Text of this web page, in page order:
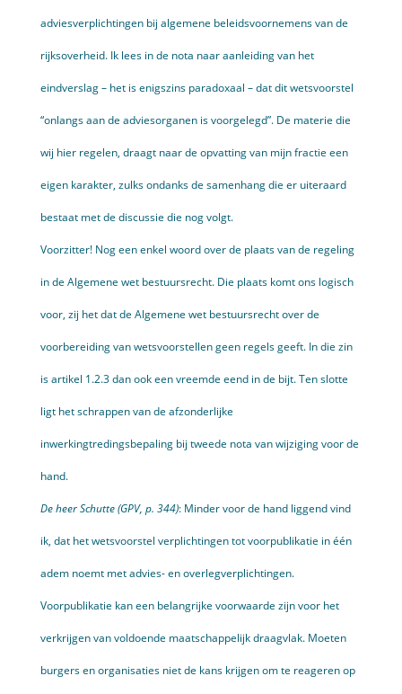
adviesverplichtingen bij algemene beleidsvoornemens van de
rijksoverheid. Ik lees in de nota naar aanleiding van het
eindverslag – het is enigszins paradoxaal – dat dit wetsvoorstel
“onlangs aan de advies­organen is voorgelegd”. De materie die
wij hier regelen, draagt naar de opvatting van mijn fractie een
eigen karakter, zulks ondanks de samenhang die er uiteraard
bestaat met de discussie die nog volgt.
Voorzitter! Nog een enkel woord over de plaats van de regeling
in de Algemene wet bestuursrecht. Die plaats komt ons logisch
voor, zij het dat de Algemene wet bestuursrecht over de
voorbereiding van wetsvoor­stellen geen regels geeft. In die zin
is artikel 1.2.3 dan ook een vreemde eend in de bijt. Ten slotte
ligt het schrappen van de afzonderlijke
inwerkingtredingsbepaling bij tweede nota van wijziging voor de
hand.
De heer Schutte (GPV, p. 344): Minder voor de hand liggend vind
ik, dat het wetsvoorstel verplichtingen tot voorpublikatie in één
adem noemt met advies- en overlegverplichtingen.
Voorpublikatie kan een belangrijke voorwaarde zijn voor het
verkrijgen van voldoende maatschappelijk draagvlak. Moeten
burgers en organisaties niet de kans krijgen om te reageren op